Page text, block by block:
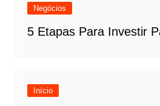
Negócios
5 Etapas Para Investir
Início